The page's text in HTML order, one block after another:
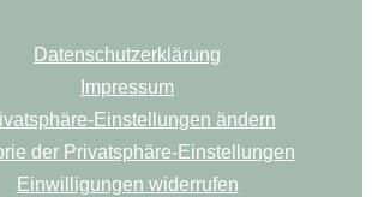
Datenschutzerklärung
Impressum
Einstellungen ändern
der Privatsphäre-Einstellungen
Einwilligungen widerrufen